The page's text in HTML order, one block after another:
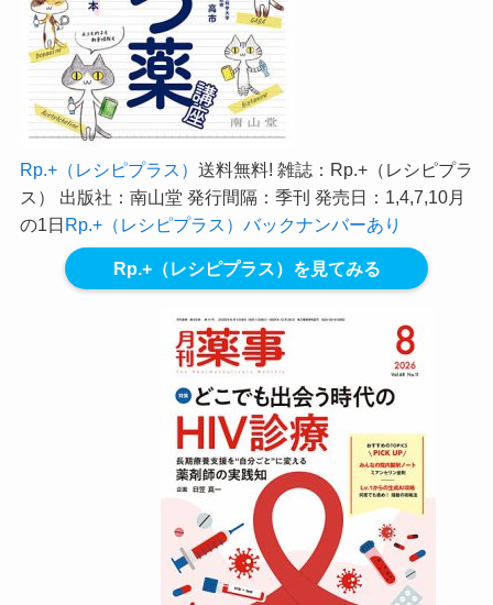
Rp.+（レシピプラス） 送料無料! 雑誌：Rp.+（レシピプラ
ス） 出版社：南山堂 発行間隔：季刊 発売日：1,4,7,10月
の1日Rp.+（レシピプラス）バックナンバーあり
Rp.+（レシピプラス）を見てみる